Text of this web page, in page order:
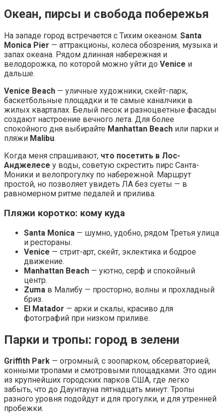
Океан, пирсы и свобода побережья
На западе город встречается с Тихим океаном. Santa
Monica Pier — аттракционы, колеса обозрения, музыка и
запах океана. Рядом длинная набережная и
велодорожка, по которой можно уйти до Venice и
дальше.
Venice Beach — уличные художники, скейт-парк,
баскетбольные площадки и те самые каналчики в
жилых кварталах. Белый песок и разноцветные фасады
создают настроение вечного лета. Для более
спокойного дня выбирайте Manhattan Beach или парки и
пляжи Malibu.
Когда меня спрашивают, что посетить в Лос-
Анджелесе у воды, советую скрестить пирс Санта-
Моники и велопрогулку по набережной. Маршрут
простой, но позволяет увидеть ЛА без суеты — в
равномерном ритме педалей и прилива.
Пляжи коротко: кому куда
Santa Monica — шумно, удобно, рядом Третья улица
и рестораны.
Venice — стрит-арт, скейт, эклектика и бодрое
движение.
Manhattan Beach — уютно, серф и спокойный
центр.
Zuma в Малибу — просторно, волны и прохладный
бриз.
El Matador — арки и скалы, красиво для
фотографий при низком приливе.
Парки и тропы: город в зелени
Griffith Park — огромный, с зоопарком, обсерваторией,
конными тропами и смотровыми площадками. Это один
из крупнейших городских парков США, где легко
забыть, что до Даунтауна пятнадцать минут. Тропы
разного уровня подойдут и для прогулки, и для утренней
пробежки.